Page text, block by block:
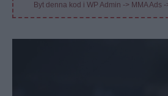
Byt denna kod i WP Admin -> MMA Ads